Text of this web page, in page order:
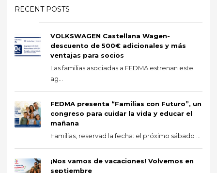
RECENT POSTS
VOLKSWAGEN Castellana Wagen-
descuento de 500€ adicionales y más
ventajas para socios
Las familias asociadas a FEDMA estrenan este
ag...
FEDMA presenta “Familias con Futuro”, un
congreso para cuidar la vida y educar el
mañana
Familias, reservad la fecha: el próximo sábado ...
¡Nos vamos de vacaciones! Volvemos en
septiembre